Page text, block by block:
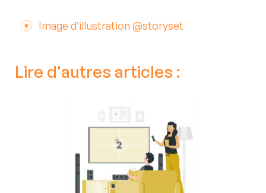
Image d’illustration @storyset
Lire d'autres articles :